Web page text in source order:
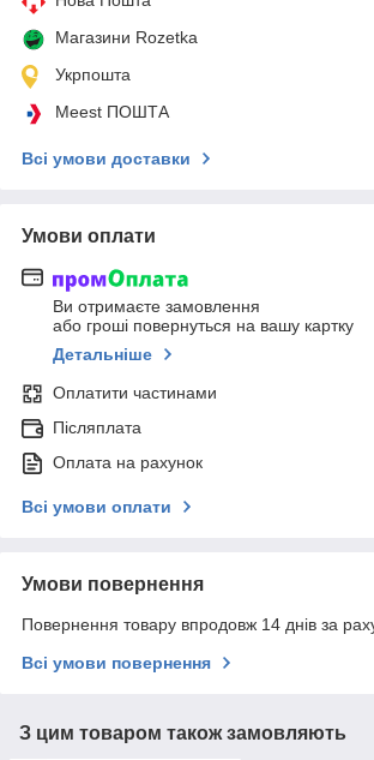
Магазини Rozetka
Укрпошта
Meest ПОШТА
Всі умови доставки
Умови оплати
Ви отримаєте замовлення
або гроші повернуться на вашу картку
Детальніше
Оплатити частинами
Післяплата
Оплата на рахунок
Всі умови оплати
Умови повернення
Повернення товару впродовж 14 днів за
Всі умови повернення
З цим товаром також замовляють